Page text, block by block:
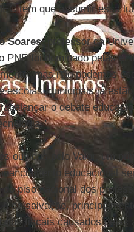
tem que assumir essa
Soares, professor da
PNE foi dominado pelas
mas não podemos
escolas municipais já
o debate
ouvidas pelo Valor, um
educacional
piso nacional dos
de salvação,
fiscais causados pelas